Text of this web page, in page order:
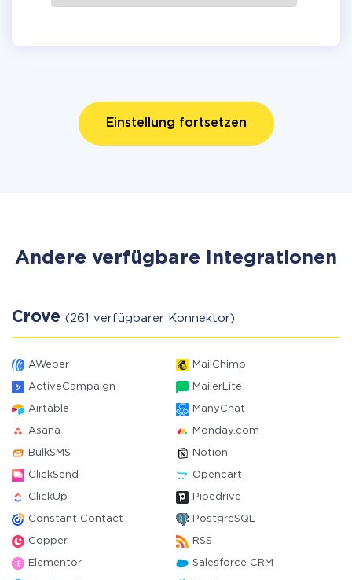
Einstellung fortsetzen
Andere verfügbare Integrationen
Crove (261 verfügbarer Konnektor)
AWeber MailChimp
ActiveCampaign MailerLite
Airtable ManyChat
Asana Monday.com
BulkSMS Notion
ClickSend Opencart
ClickUp Pipedrive
Constant Contact PostgreSQL
Copper RSS
Elementor Salesforce CRM